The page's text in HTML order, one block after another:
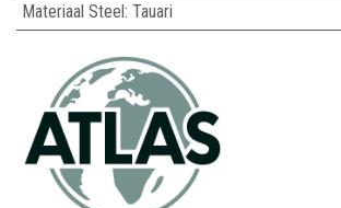
Materiaal Steel: Tauari